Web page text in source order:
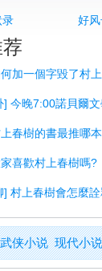
录 好
加一個字毀了村
] 今晚7:00諾貝爾
春樹的書最推哪本
喜歡村上春樹嗎?
] 村上春樹會怎麼
武侠小说 现代小说